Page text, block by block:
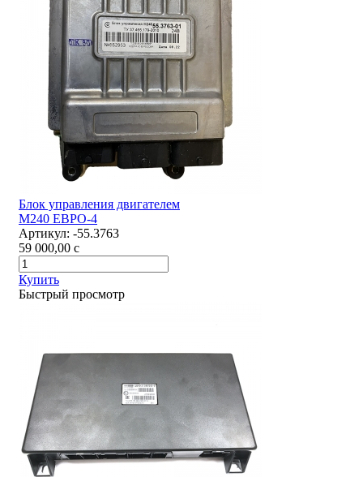
Блок управления двигателем
М240 ЕВРО-4
Артикул: -55.3763
59 000,00 c
Купить
Быстрый просмотр